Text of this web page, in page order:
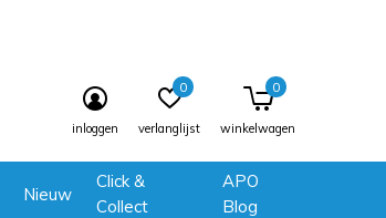
Nieuw
Click &
Collect
APO
Blog
inloggen verlanglijst
0
winkelwagen
0